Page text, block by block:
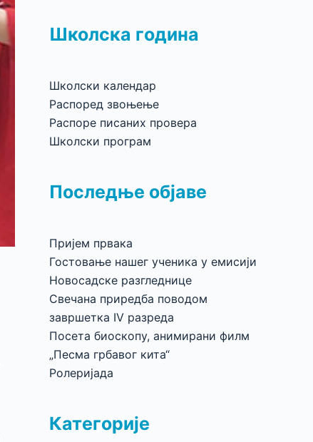
Школска година
Школски календар
Распоред звоњење
Распоре писаних провера
Школски програм
Последње објаве
Пријем првака
Гостовање нашег ученика у емисији
Новосадске разгледнице
Свечана приредба поводом
завршетка IV разреда
Посета биоскопу, анимирани филм
„Песма грбавог кита“
Ролеријада
Категорије